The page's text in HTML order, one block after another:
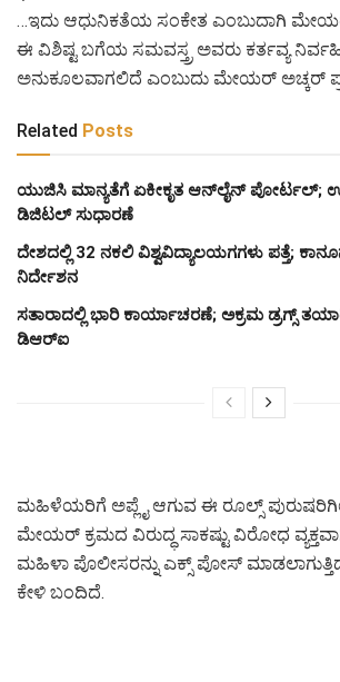
…ಇದು ಆಧುನಿಕತೆಯ ಸಂಕೇತ ಎಂಬುದಾಗಿ
ಈ ವಿಶಿಷ್ಟ ಬಗೆಯ ಸಮವಸ್ತ್ರ ಅವರು ಕರ್ತವ್ಯ
ಅನುಕೂಲವಾಗಲಿದೆ ಎಂಬುದು ಮೇಯರ್ ಅಚ್ಕರ್
Related Posts
ಯುಜಿಸಿ ಮಾನ್ಯತೆಗೆ ಏಕೀಕೃತ ಆನ್‌ಲೈನ್ ಪೋರ್ಟಲ್;
ಡಿಜಿಟಲ್ ಸುಧಾರಣೆ
ದೇಶದಲ್ಲಿ 32 ನಕಲಿ ವಿಶ್ವವಿದ್ಯಾಲಯಗಗಳು ಪತ್ತೆ;
ನಿರ್ದೇಶನ
ಸತಾರಾದಲ್ಲಿ ಭಾರಿ ಕಾರ್ಯಾಚರಣೆ; ಅಕ್ರಮ ಡ್ರಗ್ಸ್
ಡಿಆರ್‌ಐ
ಮಹಿಳೆಯರಿಗೆ ಅಪ್ಲೈ ಆಗುವ ಈ ರೂಲ್ಸ್
ಮೇಯರ್ ಕ್ರಮದ ವಿರುದ್ಧ ಸಾಕಷ್ಟು ವಿರೋಧ
ಮಹಿಳಾ ಪೊಲೀಸರನ್ನು ಎಕ್ಸ್ ಪೋಸ್
ಕೇಳಿ ಬಂದಿದೆ.